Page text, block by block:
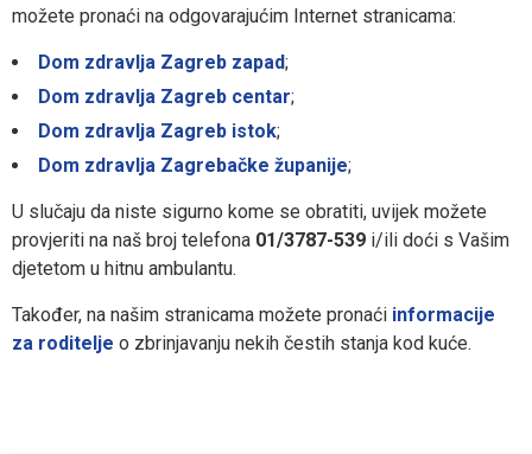
možete pronaći na odgovarajućim Internet stranicama:
Dom zdravlja Zagreb zapad;
Dom zdravlja Zagreb centar;
Dom zdravlja Zagreb istok;
Dom zdravlja Zagrebačke županije;
U slučaju da niste sigurno kome se obratiti, uvijek možete
provjeriti na naš broj telefona 01/3787-539 i/ili doći s Vašim
djetetom u hitnu ambulantu.
Također, na našim stranicama možete pronaći informacije
za roditelje o zbrinjavanju nekih čestih stanja kod kuće.